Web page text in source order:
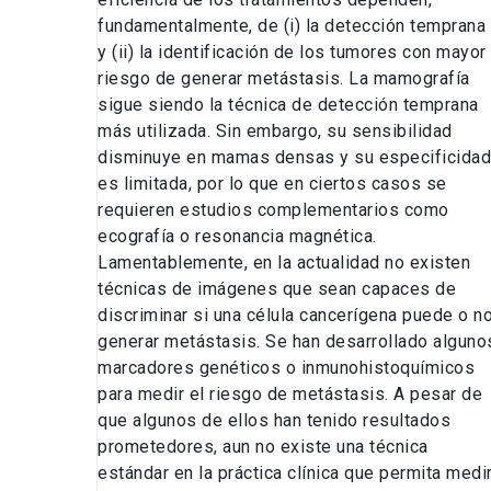
fundamentalmente, de (i) la detección temprana
y (ii) la identificación de los tumores con mayor
riesgo de generar metástasis. La mamografía
sigue siendo la técnica de detección temprana
más utilizada. Sin embargo, su sensibilidad
disminuye en mamas densas y su especificidad
es limitada, por lo que en ciertos casos se
requieren estudios complementarios como
ecografía o resonancia magnética.
Lamentablemente, en la actualidad no existen
técnicas de imágenes que sean capaces de
discriminar si una célula cancerígena puede o
generar metástasis. Se han desarrollado
marcadores genéticos o inmunohistoquímicos
para medir el riesgo de metástasis. A pesar de
que algunos de ellos han tenido resultados
prometedores, aun no existe una técnica
estándar en la práctica clínica que permita medir